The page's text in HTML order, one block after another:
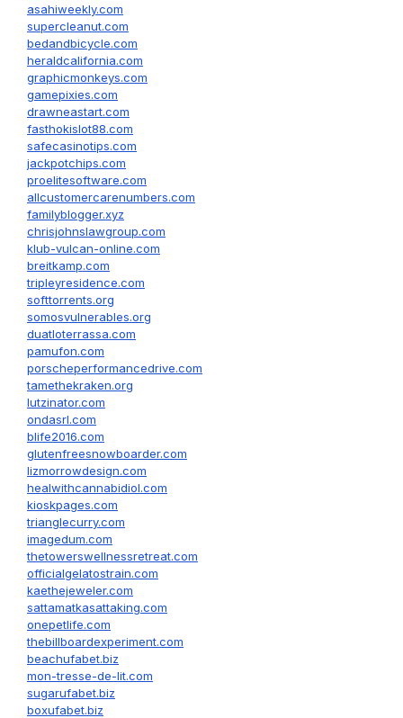
asahiweekly.com
supercleanut.com
bedandbicycle.com
heraldcalifornia.com
graphicmonkeys.com
gamepixies.com
drawneastart.com
fasthokislot88.com
safecasinotips.com
jackpotchips.com
proelitesoftware.com
allcustomercarenumbers.com
familyblogger.xyz
chrisjohnslawgroup.com
klub-vulcan-online.com
breitkamp.com
tripleyresidence.com
softtorrents.org
somosvulnerables.org
duatloterrassa.com
pamufon.com
porscheperformancedrive.com
tamethekraken.org
lutzinator.com
ondasrl.com
blife2016.com
glutenfreesnowboarder.com
lizmorrowdesign.com
healwithcannabidiol.com
kioskpages.com
trianglecurry.com
imagedum.com
thetowerswellnessretreat.com
officialgelatostrain.com
kaethejeweler.com
sattamatkasattaking.com
onepetlife.com
thebillboardexperiment.com
beachufabet.biz
mon-tresse-de-lit.com
sugarufabet.biz
boxufabet.biz